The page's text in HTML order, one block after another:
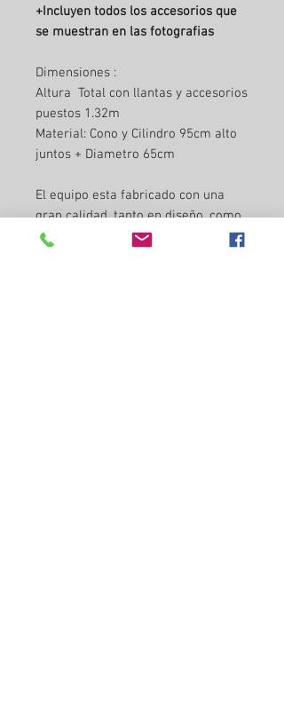
+Incluyen todos los accesorios que
se muestran en las fotografias
Dimensiones :
Altura Total con llantas y accesorios
puestos 1.32m
Material: Cono y Cilindro 95cm alto
juntos + Diametro 65cm
El equipo esta fabricado con una
gran calidad, tanto en diseño, como
en acabados esteticos tanto